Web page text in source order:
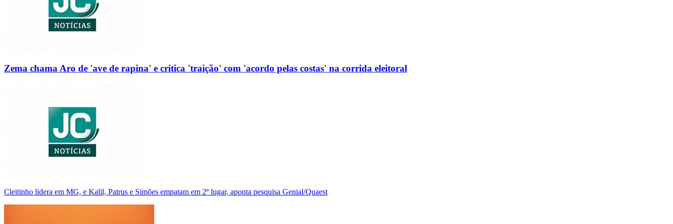
Zema chama Aro de 'ave de rapina' e critica 'traição' com 'acordo pelas costas' na corrida eleitoral
Cleitinho lidera em MG, e Kalil, Patrus e Simões empatam em 2º lugar, aponta pesquisa Genial/Quaest